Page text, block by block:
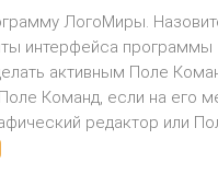
ЛогоМиры.
интерфейса программы
активным Поле
Команд, если на его
редактор или